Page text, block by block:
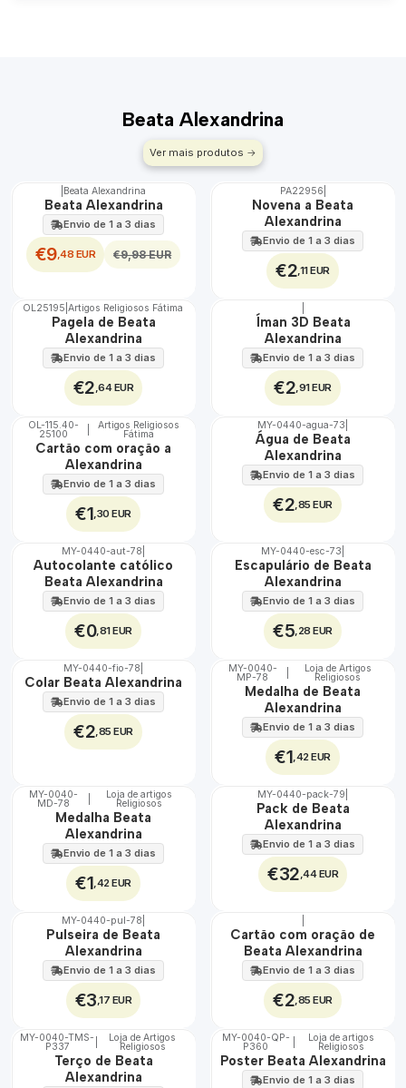
Beata Alexandrina
Ver mais produtos
DESCONTO
Beata Alexandrina
Beata Alexandrina
Envio de 1 a 3 dias
€9,48 EUR €9,98 EUR
PA22956
Novena a Beata
Alexandrina
Envio de 1 a 3 dias
€2,11 EUR
OL25195 |Artigos Religiosos Fátima
Pagela de Beata
Alexandrina
Envio de 1 a 3 dias
€2 ,64 EUR
Não DisponívelÍman 3D Beata
Alexandrina
Envio de 1 a 3 dias
€2 ,91 EUR
OL-115.40-
25100
Artigos Religiosos
Fátima
Cartão com oração a
Alexandrina
Envio de 1 a 3 dias
€1 ,30 EUR
MY-0440-agua-73
Água de Beata
Alexandrina
Envio de 1 a 3 dias
€2 ,85 EUR
🇵🇹
100%
MY-0440-aut-78
Autocolante católico
Beata Alexandrina
Envio de 1 a 3 dias
€0,81 EUR
🇵🇹
MY-0440-esc-73
Escapulário de Beata
Alexandrina
Envio de 1 a 3 dias
€5 ,28 EUR
🇵🇹
100%
MY-0440-fio-78
Colar Beata Alexandrina
Envio de 1 a 3 dias
€2 ,85 EUR
🇵🇹
100%
MY-0040-
MP-78
Loja de Artigos
Religiosos
Medalha de Beata
Alexandrina
Envio de 1 a 3 dias
€1 ,42 EUR
🇵🇹
MY-0040-
MD-78
Loja de artigos
Religiosos
Medalha Beata
Alexandrina
Envio de 1 a 3 dias
€1 ,42 EUR
MY-0440-pack-79
Pack de Beata
Alexandrina
Envio de 1 a 3 dias
€32 ,44 EUR
🇵🇹
MY-0440-pul-78
Pulseira de Beata
Alexandrina
Envio de 1 a 3 dias
€3 ,17 EUR
🇵🇹
100%
Cartão com oração de
Beata Alexandrina
Envio de 1 a 3 dias
€2 ,85 EUR
🇵🇹
MY-0040-TMS-
P337
Loja de Artigos
Religiosos
Terço de Beata
Alexandrina
🇵🇹
100%
MY-0040-QP-
P360
Loja de artigos
Religiosos
Poster Beata Alexandrina
Envio de 1 a 3 dias